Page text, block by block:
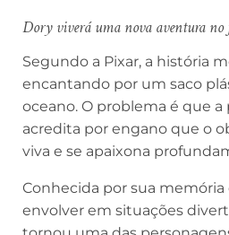
Dory viverá uma nova aventura no
Segundo a Pixar, a história
encantando por um saco
oceano. O problema é que
acredita por engano que o
viva e se apaixona
Conhecida por sua memória
envolver em situações